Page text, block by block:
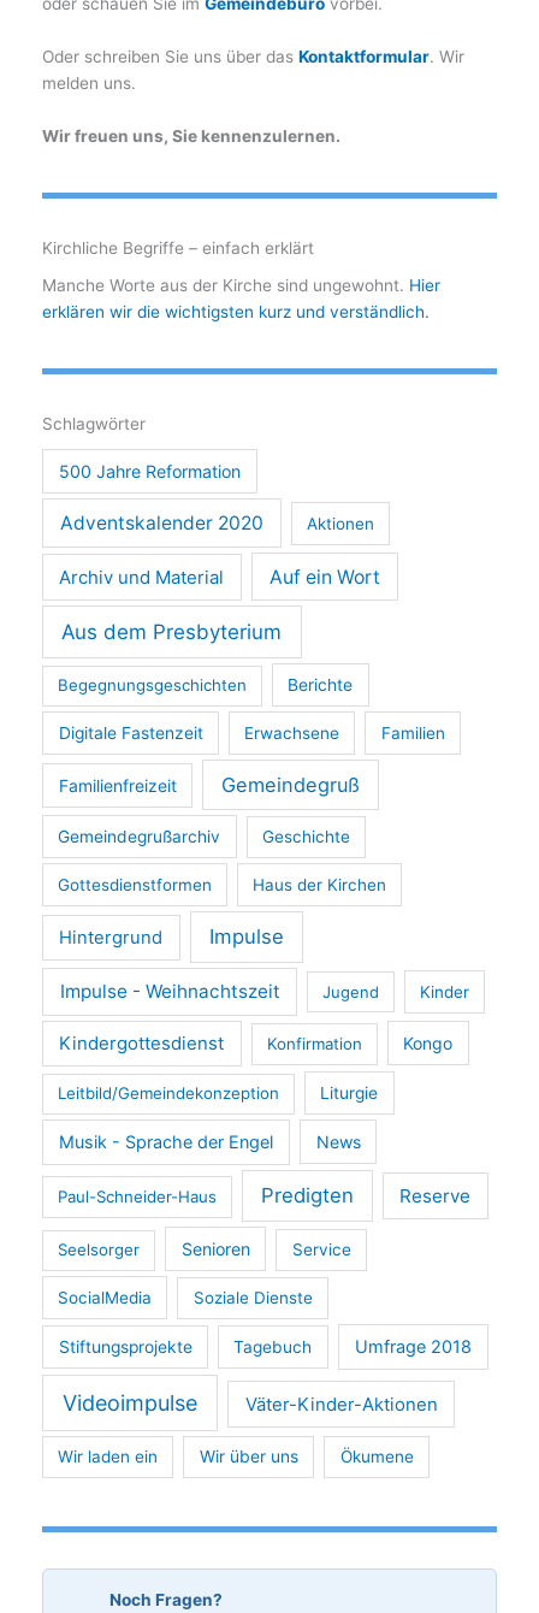
oder schauen Sie im Gemeindebüro vorbei.
Oder schreiben Sie uns über das Kontaktformular. Wir
melden uns.
Wir freuen uns, Sie kennenzulernen.
Kirchliche Begriffe – einfach erklärt
Manche Worte aus der Kirche sind ungewohnt. Hier
erklären wir die wichtigsten kurz und verständlich.
Schlagwörter
500 Jahre Reformation
Adventskalender 2020 Aktionen
Archiv und Material Auf ein Wort
Aus dem Presbyterium
Begegnungsgeschichten Berichte
Digitale Fastenzeit Erwachsene Familien
Familienfreizeit Gemeindegruß
Gemeindegrußarchiv Geschichte
Gottesdienstformen Haus der Kirchen
Hintergrund Impulse
Impulse - Weihnachtszeit Jugend Kinder
Kindergottesdienst Konfirmation Kongo
Leitbild/Gemeindekonzeption Liturgie
Musik - Sprache der Engel News
Paul-Schneider-Haus Predigten Reserve
Seelsorger Senioren Service
SocialMedia Soziale Dienste
Stiftungsprojekte Tagebuch Umfrage 2018
Videoimpulse Väter-Kinder-Aktionen
Wir laden ein Wir über uns Ökumene
Noch Fragen?